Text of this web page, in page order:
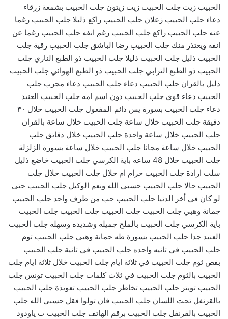
الحبيب زيت جلب الحبيب زيت زيتون جلب الحبيب بشمعة زرقاء
دعاء جلب الحبيب زعلان جلب الحبيب راكع ذليلا جلب الحبيب رغما
عنه جلب الحبيب راكع جلب الحبيب رغم انفه جلب الحبيب رغما عن
انفه ويعتذر منك جلب الحبيب رضا الباشق جلب الحبيب رقية جلب
الحبيب ذليل جلب الحبيب ذليلا جلب الحبيب ذو الطبع الناري جلب
الحبيب ذو الطبع الترابي جلب الحبيب ذو الطبع الهوائي جلب الحبيب
ذليل بالقران جلب الحبيب دعاء جلب الحبيب دعاء مجرب جلب
الحبيب دعاء قوي جلب الحبيب دون اسم امه جلب الحبيب العنيد
دعاء جلب الحبيب بسورة يس دائم المفعول جلب الحبيب خلال ٣٠
دقيقة جلب الحبيب خلال ساعة جلب الحبيب خلال ساعة بالقران
جلب الحبيب خلال ساعة واحدة جلب الحبيب خلال دقائق جلب
الحبيب خلال ساعة مجانا جلب الحبيب خلال ساعة بسورة الزلزلة
جلب الحبيب خلال 48 ساعه باية الكرسي جلب الحبيب خاضع ذليل
سلب ارادة جلب الحبيب حرام ام حلال جلب الحبيب حلال جلب
الحبيب حالا جلب الحبيب حسبي الله ونعم الوكيل جلب الحبيب حتى
لو كان في أخر الدنيا جلب الحبيب حب من طرف واحد جلب الحبيب
جمانة وهبي جلب الحبيب جلب الحبيب جلب الحبيب جلب الحبيب
باية الكرسي جلب الحبيب بالملح جميله وشديده وسهله جلب الحبيب
العنيد جدا جلب الحبيب بسورة طه جمانة وهبي جلب الحبيب ثوم
جلب الحبيب في ثانيه واحده جلب الحبيب في ثانية جلب الحبيب
بفص ثوم جلب الحبيب في ثلاثة ايام جلب الحبيب خلال ثلاثة ايام جلب
الحبيب بالثوم جلب الحبيب في ثلاث كلمات جلب الحبيب تونس جلب
الحبيب تويتر جلب الحبيب تخاطر جلب الحبيب تعويذة جلب الحبيب
بالقرنفل تحت اللسان جلب الحبيب فان تولوا فقل حسبي الله جلب
الحبيب بالقرنفل جلب الحبيب برقم الهاتف جلب الحبيب ب ياودود